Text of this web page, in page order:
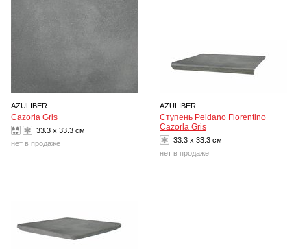
AZULIBER
Cazorla Gris
33.3 x 33.3 см
нет в продаже
AZULIBER
Ступень Peldano Fiorentino
Cazorla Gris
33.3 x 33.3 см
нет в продаже